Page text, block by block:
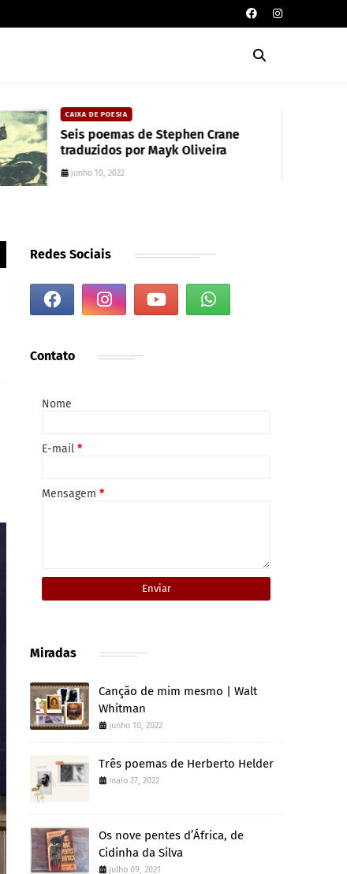
CAIXA DE POESIA
Seis poemas de Stephen Crane
traduzidos por Mayk Oliveira
junho 10, 2022
Redes Sociais
Contato
Nome
E-mail *
Mensagem *
Miradas
Canção de mim mesmo | Walt
Whitman
junho 10, 2022
Três poemas de Herberto Helder
maio 27, 2022
Os nove pentes d’África, de
Cidinha da Silva
julho 09, 2021